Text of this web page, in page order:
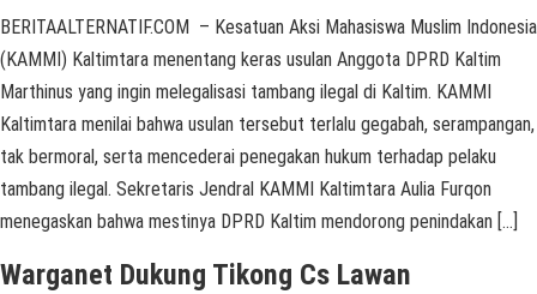
BERITAALTERNATIF.COM – Kesatuan Aksi Mahasiswa Muslim Indonesia
(KAMMI) Kaltimtara menentang keras usulan Anggota DPRD Kaltim
Marthinus yang ingin melegalisasi tambang ilegal di Kaltim. KAMMI
Kaltimtara menilai bahwa usulan tersebut terlalu gegabah, serampangan,
tak bermoral, serta mencederai penegakan hukum terhadap pelaku
tambang ilegal. Sekretaris Jendral KAMMI Kaltimtara Aulia Furqon
menegaskan bahwa mestinya DPRD Kaltim mendorong penindakan […]
Warganet Dukung Tikong Cs Lawan